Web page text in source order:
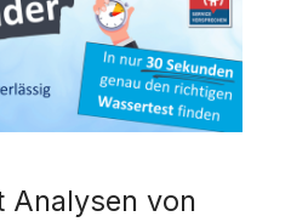
Analysen von